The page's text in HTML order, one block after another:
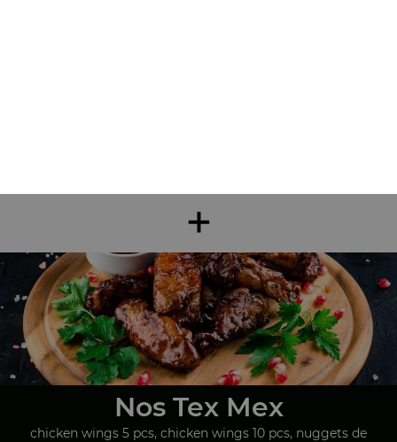
+
Nos Tex Mex
chicken wings 5 pcs, chicken wings 10 pcs, nuggets de